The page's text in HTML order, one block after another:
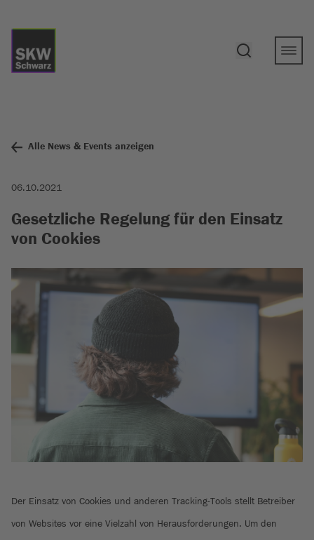
Alle News & Events anzeigen
06.10.2021
Gesetzliche Regelung für den Einsatz
von Cookies
Der Einsatz von Cookies und anderen Tracking-Tools stellt Betreiber
von Websites vor eine Vielzahl von Herausforderungen. Um den